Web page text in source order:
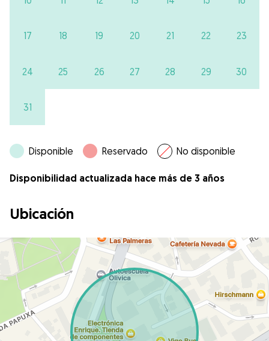
17 18 19 20 21 22 23
24 25 26 27 28 29 30
31
Disponible Reservado No disponible
Disponibilidad actualizada hace más de 3 años
Ubicación